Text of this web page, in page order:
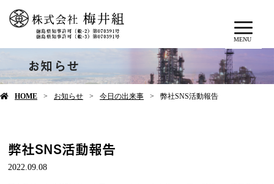
MENU
お知らせ
HOME お知らせ 今日の出来事 弊社SNS活動報告
弊社SNS活動報告
2022.09.08